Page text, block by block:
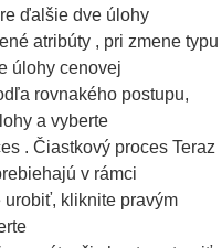
ďalšie dve úlohy
atribúty , pri zmene typu
úlohy cenovej
rovnakého postupu,
a vyberte
. Čiastkový proces Teraz
v rámci
urobiť, kliknite pravým